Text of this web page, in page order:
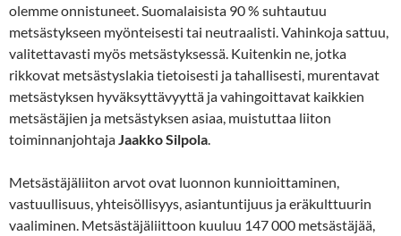
olemme onnistuneet. Suomalaisista 90 % suhtautuu
metsästykseen myönteisesti tai neutraalisti. Vahinkoja sattuu,
valitettavasti myös metsästyksessä. Kuitenkin ne, jotka
rikkovat metsästyslakia tietoisesti ja tahallisesti, murentavat
metsästyksen hyväksyttävyyttä ja vahingoittavat kaikkien
metsästäjien ja metsästyksen asiaa, muistuttaa liiton
toiminnanjohtaja Jaakko Silpola
Metsästäjäliiton arvot ovat luonnon kunnioittaminen,
vastuullisuus, yhteisöllisyys, asiantuntijuus ja eräkulttuurin
vaaliminen. Metsästäjäliittoon kuuluu 147 000 metsästäjää,